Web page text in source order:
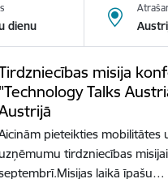
dienu
misija
"Technology Talks
pieteikties
uzņēmumu tirdzniecības
laikā īpašu…